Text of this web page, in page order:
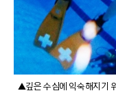
▲깊은 수심에 익숙해지기